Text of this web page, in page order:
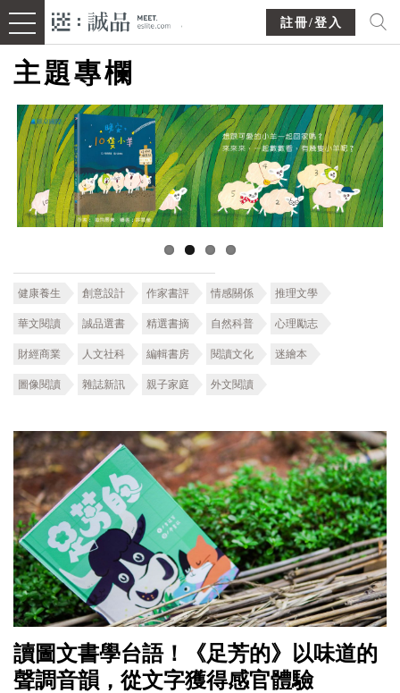
註冊/登入
主題專欄
健康養生 創意設計 作家書評 情感關係 推理文學
華文閱讀 誠品選書 精選書摘 自然科普 心理勵志
財經商業 人文社科 編輯書房 閱讀文化 迷繪本
圖像閱讀 雜誌新訊 親子家庭 外文閱讀
讀圖文書學台語！《足芳的》以味道的
聲調音韻，從文字獲得感官體驗